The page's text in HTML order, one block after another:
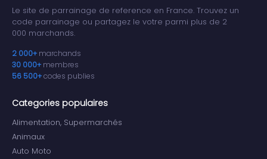
Le site de parrainage de reference en France. Trouvez un
code parrainage ou partagez le votre parmi plus de 2
000 marchands.
2 000+ marchands
30 000+ membres
56 500+codes publies
Categories populaires
Alimentation, Supermarchés
Animaux
Auto Moto